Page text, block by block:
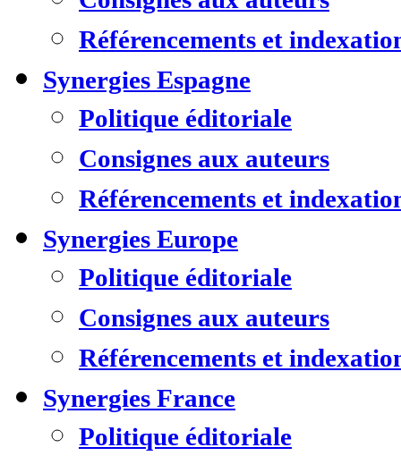
Référencements et
Synergies Espagne
Politique éditoriale
Consignes aux auteurs
Référencements et
Synergies Europe
Politique éditoriale
Consignes aux auteurs
Référencements et
Synergies France
Politique éditoriale